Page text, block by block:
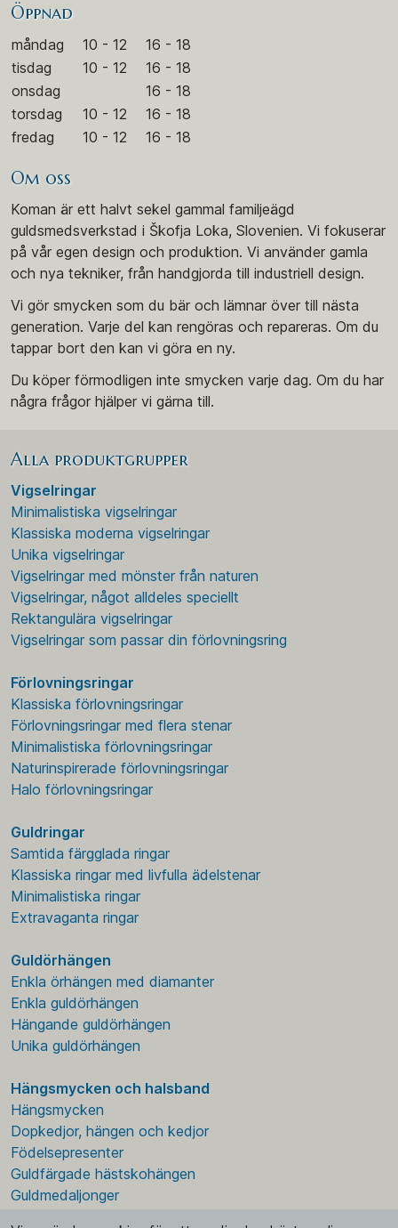
Öppnad
måndag 10 - 12
16 - 18
tisdag
10 - 12
16 - 18
onsdag
16 - 18
torsdag
10 - 12
16 - 18
fredag
10 - 12 16 - 18
Om oss
Koman är ett halvt sekel gammal familjeägd
guldsmedsverkstad i Škofja Loka, Slovenien. Vi fokuserar
på vår egen design och produktion. Vi använder gamla
och nya tekniker, från handgjorda till industriell design.
Vi gör smycken som du bär och lämnar över till nästa
generation. Varje del kan rengöras och repareras. Om du
tappar bort den kan vi göra en ny.
Du köper förmodligen inte smycken varje dag. Om du har
några frågor hjälper vi gärna till.
Alla produktgrupper
Vigselringar
Minimalistiska vigselringar
Klassiska moderna vigselringar
Unika vigselringar
Vigselringar med mönster från naturen
Vigselringar, något alldeles speciellt
Rektangulära vigselringar
Vigselringar som passar din förlovningsring
Förlovningsringar
Klassiska förlovningsringar
Förlovningsringar med flera stenar
Minimalistiska förlovningsringar
Naturinspirerade förlovningsringar
Halo förlovningsringar
Guldringar
Samtida färgglada ringar
Klassiska ringar med livfulla ädelstenar
Minimalistiska ringar
Extravaganta ringar
Guldörhängen
Enkla örhängen med diamanter
Enkla guldörhängen
Hängande guldörhängen
Unika guldörhängen
Hängsmycken och halsband
Hängsmycken
Dopkedjor, hängen och kedjor
Födelsepresenter
Guldfärgade hästskohängen
Guldmedaljonger